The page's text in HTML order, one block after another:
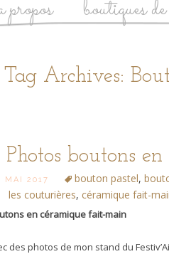
propos boutiques
Tag Archives:
Photos boutons
MAI 2017 bouton pastel,
les couturières, céramique fait-
en céramique fait-main
des photos de mon stand du